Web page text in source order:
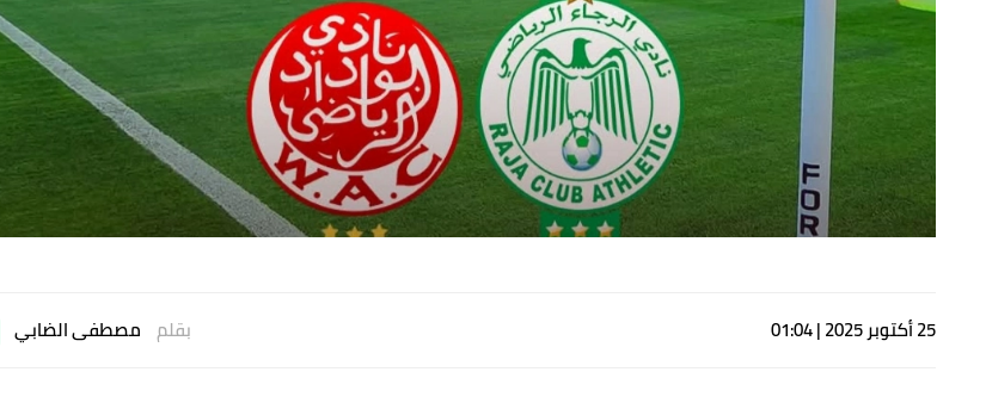
25 أكتوبر 2025 | 01:04 بقلم مصطفى الضابي